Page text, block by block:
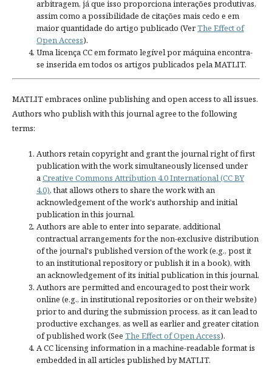
arbitragem, já que isso proporciona interações produtivas,
assim como a possibilidade de citações mais cedo e em
maior quantidade do artigo publicado (VerThe Effect of
Open Access).
Uma licença CC em formato legível por máquina encontra-
se inserida em todos os artigos publicados pela MATLIT.
MATLIT embraces online publishing and open access to all issues.
Authors who publish with this journal agree to the following
terms:
Authors retain copyright and grant the journal right of first
publication with the work simultaneously licensed under
aCreative Commons Attribution 4.0 International (CC BY
4.0), that allows others to share the work with an
acknowledgement of the work's authorship and initial
publication in this journal.
Authors are able to enter into separate, additional
contractual arrangements for the non-exclusive distribution
of the journal's published version of the work (e.g., post it
to an institutional repository or publish it in a book), with
an acknowledgement of its initial publication in this journal.
Authors are permitted and encouraged to post their work
online (e.g., in institutional repositories or on their website)
prior to and during the submission process, as it can lead to
productive exchanges, as well as earlier and greater citation
of published work (See The Effect of Open Access).
A CC licensing information in a machine-readable format is
embedded in all articles published by MATLIT.